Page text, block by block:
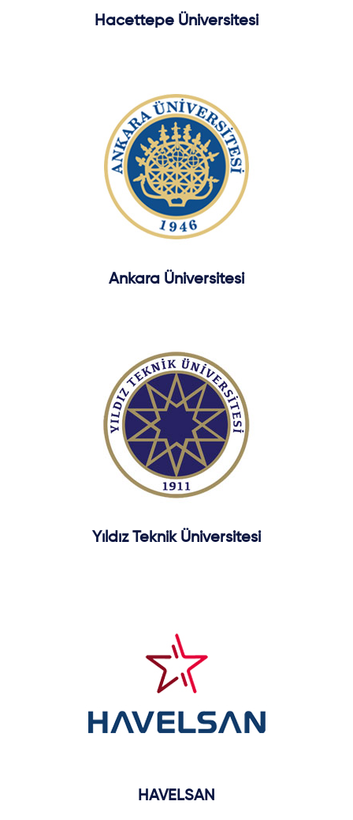
Hacettepe Üniversitesi
Ankara Üniversitesi
Yıldız Teknik Üniversitesi
HAVELSAN